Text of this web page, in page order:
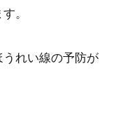
。
れい線の予防が